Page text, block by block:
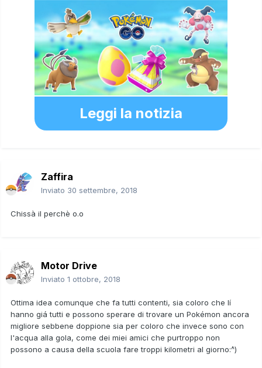
Leggi la notizia
Zaffira
Inviato 30 settembre, 2018
Chissà il perchè o.o
Motor Drive
Inviato 1 ottobre, 2018
Ottima idea comunque che fa tutti contenti, sia coloro che lí
hanno giá tutti e possono sperare di trovare un Pokémon ancora
migliore sebbene doppione sia per coloro che invece sono con
l'acqua alla gola, come dei miei amici che purtroppo non
possono a causa della scuola fare troppi kilometri al giorno:^)